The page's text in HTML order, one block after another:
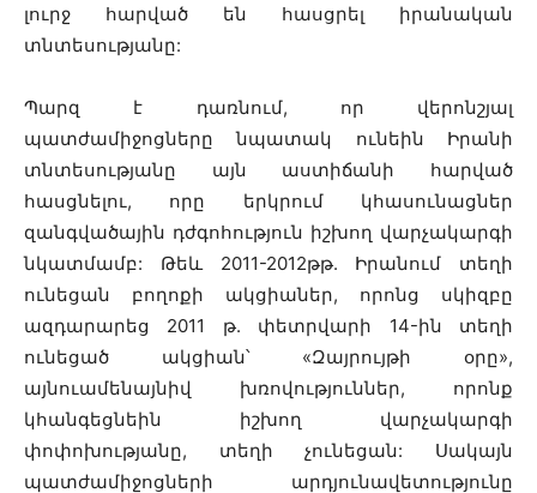
լուրջ հարված են հասցրել իրանական
տնտեսությանը:
Պարզ է դառնում, որ վերոնշյալ
պատժամիջոցները նպատակ ունեին Իրանի
տնտեսությանը այն աստիճանի հարված
հասցնելու, որը երկրում կհասունացներ
զանգվածային դժգոհություն իշխող վարչակարգի
նկատմամբ: Թեև 2011-2012թթ. Իրանում տեղի
ունեցան բողոքի ակցիաներ, որոնց սկիզբը
ազդարարեց 2011 թ. փետրվարի 14-ին տեղի
ունեցած ակցիան՝ «Զայրույթի օրը»,
այնուամենայնիվ խռովություններ, որոնք
կհանգեցնեին իշխող վարչակարգի
փոփոխությանը, տեղի չունեցան: Սակայն
պատժամիջոցների արդյունավետությունը